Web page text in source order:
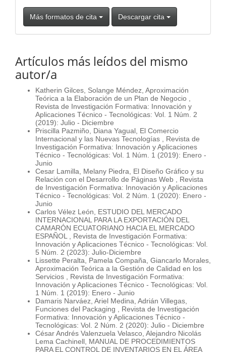
Más formatos de cita Descargar cita
Artículos más leídos del mismo
autor/a
Katherin Gilces, Solange Méndez, Aproximación
Teórica a la Elaboración de un Plan de Negocio
Revista de Investigación Formativa: Innovación y
Aplicaciones Técnico - Tecnológicas: Vol. 1 Núm. 2
(2019): Julio - Diciembre
Priscilla Pazmiño, Diana Yagual, El Comercio
Internacional y las Nuevas Tecnologías
Revista de
Investigación Formativa: Innovación y Aplicaciones
Técnico - Tecnológicas: Vol. 1 Núm. 1 (2019): Enero -
Junio
Cesar Lamilla, Melany Piedra, El Diseño Gráfico y su
Relación con el Desarrollo de Páginas Web
Revista
de Investigación Formativa: Innovación y Aplicaciones
Técnico - Tecnológicas: Vol. 2 Núm. 1 (2020): Enero -
Junio
Carlos Vélez León, ESTUDIO DEL MERCADO
INTERNACIONAL PARA LA EXPORTACIÓN DEL
CAMARÓN ECUATORIANO HACIA EL MERCADO
ESPAÑOL
Revista de Investigación Formativa:
Innovación y Aplicaciones Técnico - Tecnológicas: Vol.
5 Núm. 2 (2023): Julio-Diciembre
Lissette Peralta, Pamela Compaña, Giancarlo Morales,
Aproximación Teórica a la Gestión de Calidad en los
Servicios
Revista de Investigación Formativa:
Innovación y Aplicaciones Técnico - Tecnológicas: Vol.
1 Núm. 1 (2019): Enero - Junio
Damaris Narváez, Ariel Medina, Adrián Villegas,
Funciones del Packaging
Revista de Investigación
Formativa: Innovación y Aplicaciones Técnico -
Tecnológicas: Vol. 2 Núm. 2 (2020): Julio - Diciembre
César Andrés Valenzuela Velasco, Alejandro Nicolás
Lema Cachinell, MANUAL DE PROCEDIMIENTOS
PARA EL CONTROL DE INVENTARIOS EN EL ÁREA